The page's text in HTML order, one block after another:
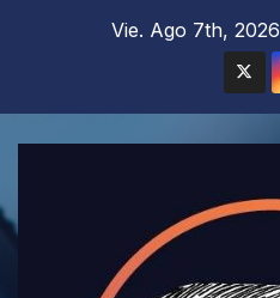
Vie. Ago 7th, 2026